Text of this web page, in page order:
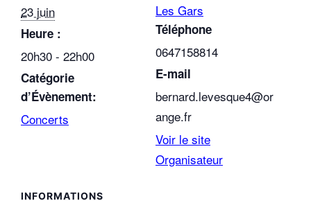
23 juin
Heure :
20h30 - 22h00
Catégorie
d’Évènement:
Concerts
Les Gars
Téléphone
0647158814
E-mail
bernard.levesque4@or
ange.fr
Voir le site
Organisateur